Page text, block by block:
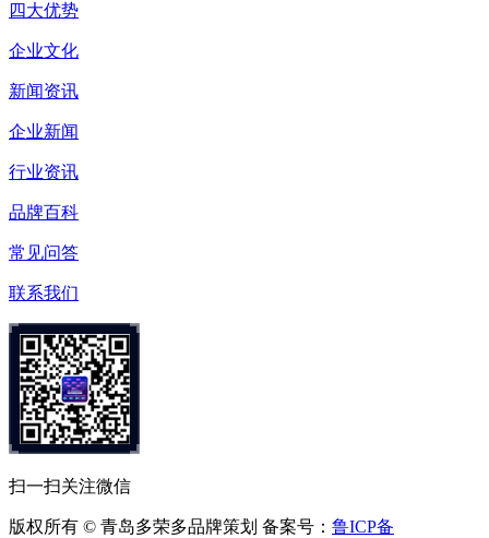
四大优势
企业文化
新闻资讯
企业新闻
行业资讯
品牌百科
常见问答
联系我们
扫一扫关注微信
版权所有 © 青岛多荣多品牌策划 备案号： 鲁ICP备